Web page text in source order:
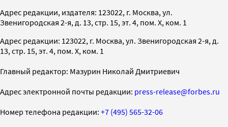
Адрес редакции, издателя: 123022, г. Москва, ул.
Звенигородская 2-я, д. 13, стр. 15, эт. 4, пом. X, ком. 1
Адрес редакции: 123022, г. Москва, ул. Звенигородская 2-я, д.
13, стр. 15, эт. 4, пом. X, ком. 1
Главный редактор: Мазурин Николай Дмитриевич
Адрес электронной почты редакции: press-release@forbes.ru
Номер телефона редакции: +7 (495) 565-32-06